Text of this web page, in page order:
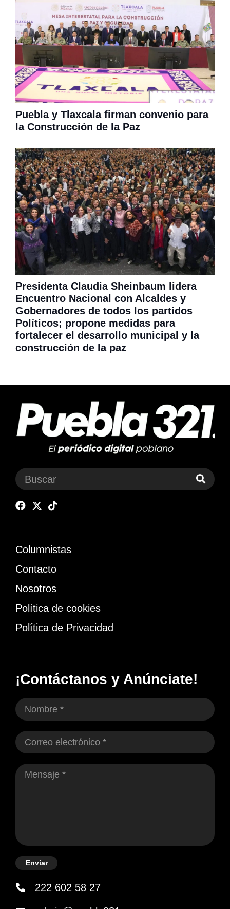
Puebla y Tlaxcala firman convenio para
la Construcción de la Paz
Presidenta Claudia Sheinbaum lidera
Encuentro Nacional con Alcaldes y
Gobernadores de todos los partidos
Políticos; propone medidas para
fortalecer el desarrollo municipal y la
construcción de la paz
Columnistas
Contacto
Nosotros
Política de cookies
Política de Privacidad
¡Contáctanos y Anúnciate!
Enviar
222 602 58 27